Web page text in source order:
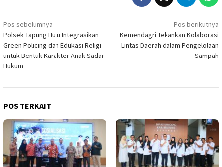
Navigasi
pos
Pos sebelumnya
Polsek Tapung Hulu Integrasikan
Green Policing dan Edukasi Religi
untuk Bentuk Karakter Anak Sadar
Hukum
Pos berikutnya
Kemendagri Tekankan Kolaborasi
Lintas Daerah dalam Pengelolaan
Sampah
POS TERKAIT